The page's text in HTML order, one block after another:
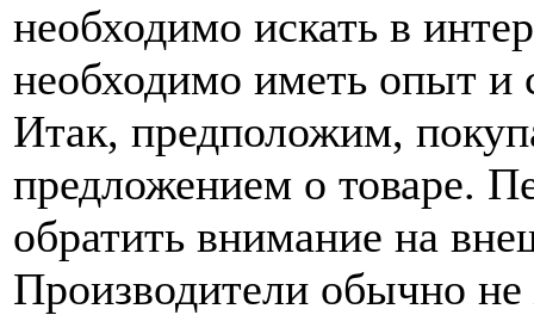
необходимо искать в
необходимо иметь опыт и
Итак, предположим,
предложением о товаре.
обратить внимание на
Производители обычно